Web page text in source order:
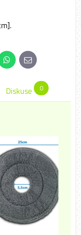
WhatsApp
E-
mail
Diskuse 0